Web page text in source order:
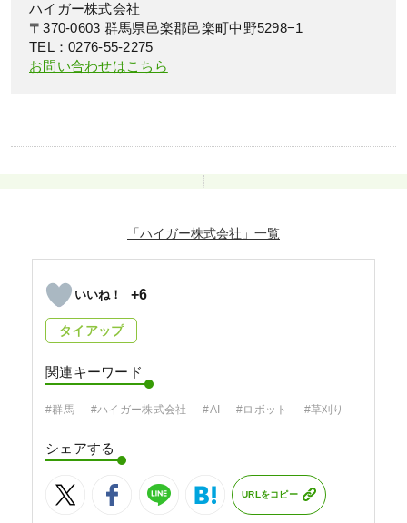
ハイガー株式会社
〒370-0603 群馬県邑楽郡邑楽町中野5298−1
TEL：0276-55-2275
お問い合わせはこちら
「ハイガー株式会社」
+6
タイアップ
関連キーワード
#群馬 #ハイガー株式会社 #AI #ロボット #草刈り
シェアする
URLをコピー